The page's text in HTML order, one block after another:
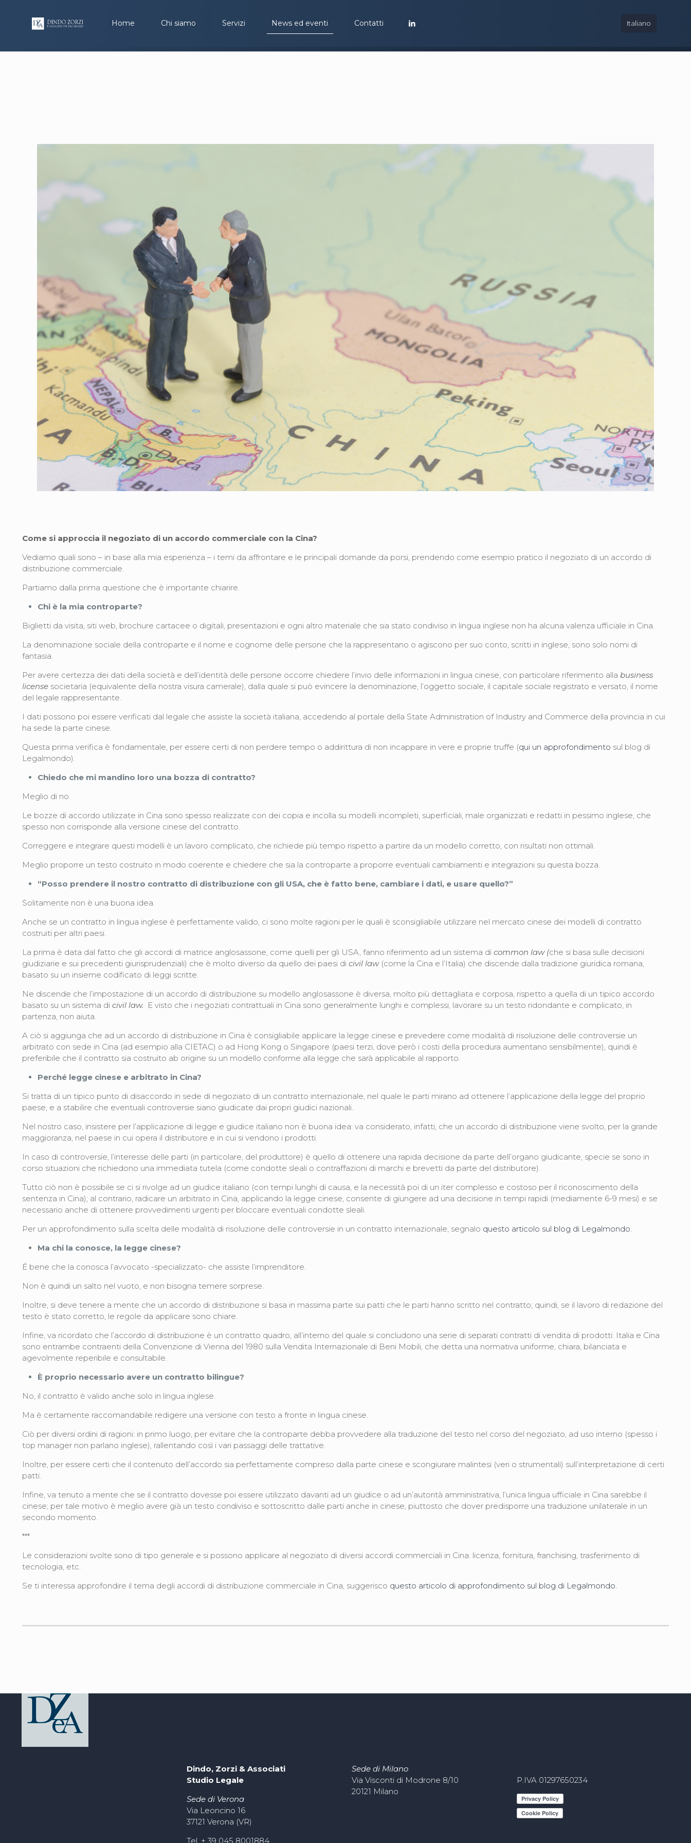
Home Chi siamo Servizi News ed eventi Contatti Italiano
Come si approccia il negoziato di un accordo commerciale con la Cina?
Vediamo quali sono – in base alla mia esperienza – i temi da affrontare e le principali domande da porsi, prendendo come esempio pratico il negoziato di un accordo di
distribuzione commerciale.
Partiamo dalla prima questione che è importante chiarire.
Chi è la mia controparte?
Biglietti da visita, siti web, brochure cartacee o digitali, presentazioni e ogni altro materiale che sia stato condiviso in lingua inglese non ha alcuna valenza ufficiale in Cina.
La denominazione sociale della controparte e il nome e cognome delle persone che la rappresentano o agiscono per suo conto, scritti in inglese, sono solo nomi di
fantasia.
Per avere certezza dei dati della società e dell’identità delle persone occorre chiedere l’invio delle informazioni in lingua cinese, con particolare riferimento alla business
licensesocietaria (equivalente della nostra visura camerale), dalla quale si può evincere la denominazione, l’oggetto sociale, il capitale sociale registrato e versato, il nome
del legale rappresentante.
I dati possono poi essere verificati dal legale che assiste la società italiana, accedendo al portale della State Administration of Industry and Commerce della provincia in cui
ha sede la parte cinese.
Questa prima verifica è fondamentale, per essere certi di non perdere tempo o addirittura di non incappare in vere e proprie truffe (qui un approfondimento sul blog di
Legalmondo).
Chiedo che mi mandino loro una bozza di contratto?
Meglio di no.
Le bozze di accordo utilizzate in Cina sono spesso realizzate con dei copia e incolla su modelli incompleti, superficiali, male organizzati e redatti in pessimo inglese, che
spesso non corrisponde alla versione cinese del contratto.
Correggere e integrare questi modelli è un lavoro complicato, che richiede più tempo rispetto a partire da un modello corretto, con risultati non ottimali.
Meglio proporre un testo costruito in modo coerente e chiedere che sia la controparte a proporre eventuali cambiamenti e integrazioni su questa bozza.
“Posso prendere il nostro contratto di distribuzione con gli USA, che è fatto bene, cambiare i dati, e usare quello?”
Solitamente non è una buona idea.
Anche se un contratto in lingua inglese è perfettamente valido, ci sono molte ragioni per le quali è sconsigliabile utilizzare nel mercato cinese dei modelli di contratto
costruiti per altri paesi.
La prima è data dal fatto che gli accordi di matrice anglosassone, come quelli per gli USA, fanno riferimento ad un sistema di common law (che si basa sulle decisioni
giudiziarie e sui precedenti giurisprudenziali) che è molto diverso da quello dei paesi di civil law(come la Cina e l’Italia) che discende dalla tradizione giuridica romana,
basato su un insieme codificato di leggi scritte.
Ne discende che l’impostazione di un accordo di distribuzione su modello anglosassone è diversa, molto più dettagliata e corposa, rispetto a quella di un tipico accordo
basato su un sistema di civil law. E visto che i negoziati contrattuali in Cina sono generalmente lunghi e complessi, lavorare su un testo ridondante e complicato, in
partenza, non aiuta.
A ciò si aggiunga che ad un accordo di distribuzione in Cina è consigliabile applicare la legge cinese e prevedere come modalità di risoluzione delle controversie un
arbitrato con sede in Cina (ad esempio alla CIETAC) o ad Hong Kong o Singapore (paesi terzi, dove però i costi della procedura aumentano sensibilmente), quindi è
preferibile che il contratto sia costruito ab origine su un modello conforme alla legge che sarà applicabile al rapporto.
Perché legge cinese e arbitrato in Cina?
Si tratta di un tipico punto di disaccordo in sede di negoziato di un contratto internazionale, nel quale le parti mirano ad ottenere l’applicazione della legge del proprio
paese, e a stabilire che eventuali controversie siano giudicate dai propri giudici nazionali.
Nel nostro caso, insistere per l’applicazione di legge e giudice italiano non è buona idea: va considerato, infatti, che un accordo di distribuzione viene svolto, per la grande
maggioranza, nel paese in cui opera il distributore e in cui si vendono i prodotti.
In caso di controversie, l’interesse delle parti (in particolare, del produttore) è quello di ottenere una rapida decisione da parte dell’organo giudicante, specie se sono in
corso situazioni che richiedono una immediata tutela (come condotte sleali o contraffazioni di marchi e brevetti da parte del distributore).
Tutto ciò non è possibile se ci si rivolge ad un giudice italiano (con tempi lunghi di causa, e la necessità poi di un iter complesso e costoso per il riconoscimento della
sentenza in Cina); al contrario, radicare un arbitrato in Cina, applicando la legge cinese, consente di giungere ad una decisione in tempi rapidi (mediamente 6-9 mesi) e se
necessario anche di ottenere provvedimenti urgenti per bloccare eventuali condotte sleali.
Per un approfondimento sulla scelta delle modalità di risoluzione delle controversie in un contratto internazionale, segnalo questo articolo sul blog di Legalmondo.
Ma chi la conosce, la legge cinese?
É bene che la conosca l’avvocato -specializzato- che assiste l’imprenditore.
Non è quindi un salto nel vuoto, e non bisogna temere sorprese.
Inoltre, si deve tenere a mente che un accordo di distribuzione si basa in massima parte sui patti che le parti hanno scritto nel contratto; quindi, se il lavoro di redazione del
testo è stato corretto, le regole da applicare sono chiare.
Infine, va ricordato che l’accordo di distribuzione è un contratto quadro, all’interno del quale si concludono una serie di separati contratti di vendita di prodotti: Italia e Cina
sono entrambe contraenti della Convenzione di Vienna del 1980 sulla Vendita Internazionale di Beni Mobili, che detta una normativa uniforme, chiara, bilanciata e
agevolmente reperibile e consultabile.
È proprio necessario avere un contratto bilingue?
No, il contratto è valido anche solo in lingua inglese.
Ma è certamente raccomandabile redigere una versione con testo a fronte in lingua cinese.
Ciò per diversi ordini di ragioni: in primo luogo, per evitare che la controparte debba provvedere alla traduzione del testo nel corso del negoziato, ad uso interno (spesso i
top manager non parlano inglese), rallentando così i vari passaggi delle trattative.
Inoltre, per essere certi che il contenuto dell’accordo sia perfettamente compreso dalla parte cinese e scongiurare malintesi (veri o strumentali) sull’interpretazione di certi
patti.
Infine, va tenuto a mente che se il contratto dovesse poi essere utilizzato davanti ad un giudice o ad un’autorità amministrativa, l’unica lingua ufficiale in Cina sarebbe il
cinese; per tale motivo è meglio avere già un testo condiviso e sottoscritto dalle parti anche in cinese, piuttosto che dover predisporre una traduzione unilaterale in un
secondo momento.
***
Le considerazioni svolte sono di tipo generale e si possono applicare al negoziato di diversi accordi commerciali in Cina: licenza, fornitura, franchising, trasferimento di
tecnologia, etc.
Se ti interessa approfondire il tema degli accordi di distribuzione commerciale in Cina, suggerisco questo articolo di approfondimento sul blog di Legalmondo.
Dindo, Zorzi & Associati
Studio Legale
Sede di Verona
Via Leoncino 16
37121 Verona (VR)
Tel. + 39 045 8001884
Sede di Milano
Via Visconti di Modrone 8/10
20121 Milano
P.IVA 01297650234